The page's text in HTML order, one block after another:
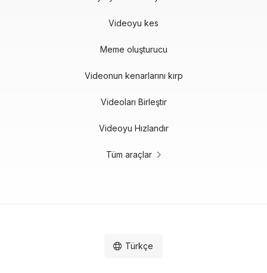
Videoyu kes
Meme oluşturucu
Videonun kenarlarını kırp
Videoları Birleştir
Videoyu Hızlandır
Tüm araçlar
Türkçe